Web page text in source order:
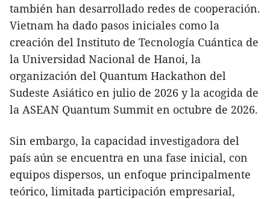
también han desarrollado redes de cooperación.
Vietnam ha dado pasos iniciales como la
creación del Instituto de Tecnología Cuántica de
la Universidad Nacional de Hanoi, la
organización del Quantum Hackathon del
Sudeste Asiático en julio de 2026 y la acogida de
la ASEAN Quantum Summit en octubre de 2026.
Sin embargo, la capacidad investigadora del
país aún se encuentra en una fase inicial, con
equipos dispersos, un enfoque principalmente
teórico, limitada participación empresarial,